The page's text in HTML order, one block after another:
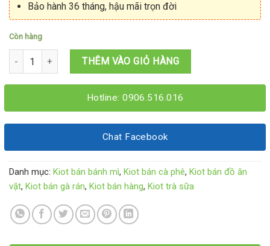
Bảo hành 36 tháng, hậu mãi trọn đời
Còn hàng
Kiot bán rau má 1M6x1M6x2M15 số lượng
THÊM VÀO GIỎ HÀNG
Hotline: 0906.516.016
Chat Facebook
Danh mục: Kiot bán bánh mì, Kiot bán cà phê, Kiot bán đồ ăn
vặt, Kiot bán gà rán, Kiot bán hàng, Kiot trà sữa